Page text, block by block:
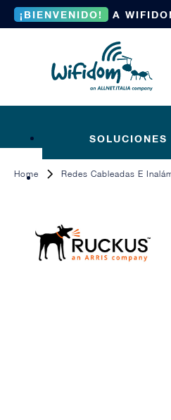
¡BIENVENIDO! A
SOLUCIONES
Home Redes Cableadas E